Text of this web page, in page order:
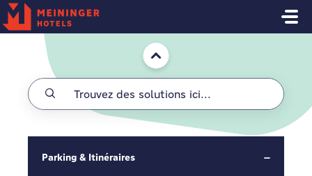
Passer au contenu principal
Accueil
Parking & Itinéraires